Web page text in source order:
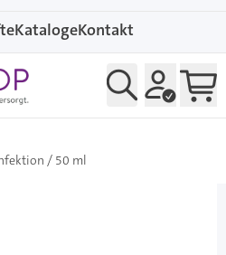
KatalogeKontakt
/ 50 ml